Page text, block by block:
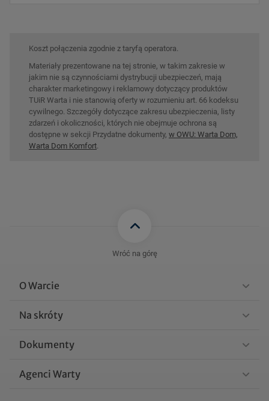
Koszt połączenia zgodnie z taryfą operatora.
Materiały prezentowane na tej stronie, w takim zakresie w
jakim nie są czynnościami dystrybucji ubezpieczeń, mają
charakter marketingowy i reklamowy dotyczący produktów
TUiR Warta i nie stanowią oferty w rozumieniu art. 66 kodeksu
cywilnego. Szczegóły dotyczące zakresu ubezpieczenia, listy
zdarzeń i okoliczności, których nie obejmuje ochrona są
dostępne w sekcji Przydatne dokumenty, w OWU: Warta Dom,
Warta Dom Komfort.
Wróć na górę
O Warcie
Na skróty
Dokumenty
Agenci Warty